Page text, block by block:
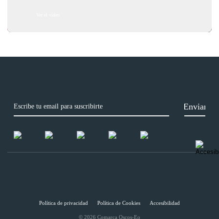
Política de privacidad Política de Cookies Accesibilidad
© 2026 Comarca Oscos-Eo